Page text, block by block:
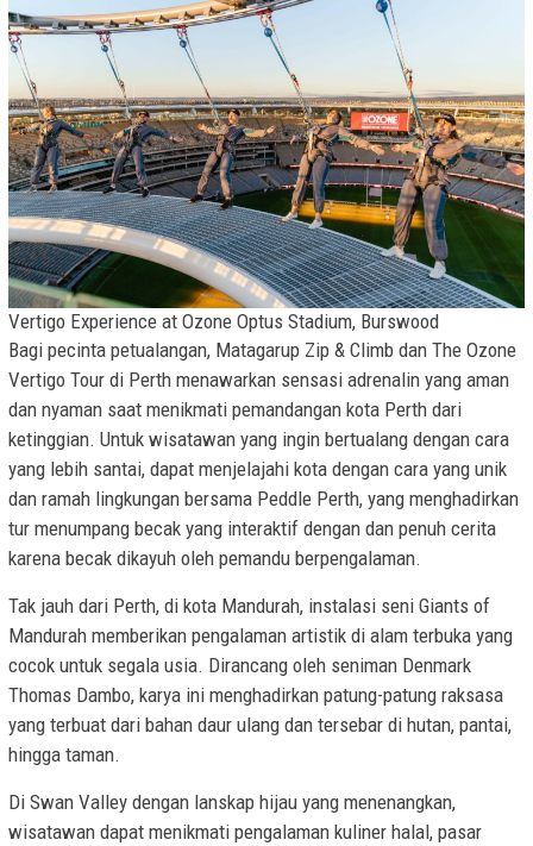
Vertigo Experience at Ozone Optus Stadium, Burswood
Bagi pecinta petualangan, Matagarup Zip & Climb dan The Ozone
Vertigo Tour di Perth menawarkan sensasi adrenalin yang aman
dan nyaman saat menikmati pemandangan kota Perth dari
ketinggian. Untuk wisatawan yang ingin bertualang dengan cara
yang lebih santai, dapat menjelajahi kota dengan cara yang unik
dan ramah lingkungan bersama Peddle Perth, yang menghadirkan
tur menumpang becak yang interaktif dengan dan penuh cerita
karena becak dikayuh oleh pemandu berpengalaman.
Tak jauh dari Perth, di kota Mandurah, instalasi seni Giants of
Mandurah memberikan pengalaman artistik di alam terbuka yang
cocok untuk segala usia. Dirancang oleh seniman Denmark
Thomas Dambo, karya ini menghadirkan patung-patung raksasa
yang terbuat dari bahan daur ulang dan tersebar di hutan, pantai,
hingga taman.
Di Swan Valley dengan lanskap hijau yang menenangkan,
wisatawan dapat menikmati pengalaman kuliner halal, pasar